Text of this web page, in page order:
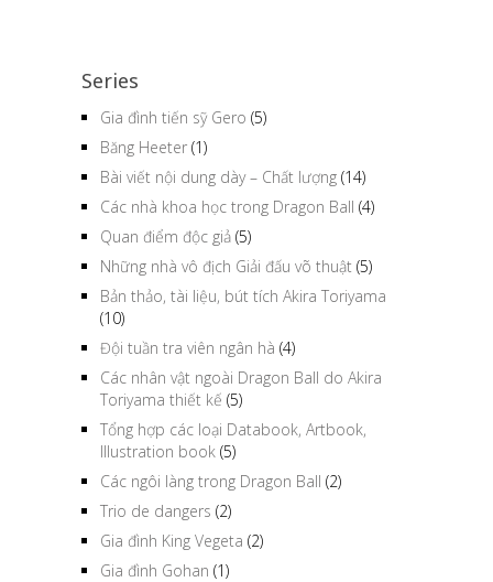
Series
Gia đình tiến sỹ Gero (5)
Băng Heeter (1)
Bài viết nội dung dày – Chất lượng (14)
Các nhà khoa học trong Dragon Ball (4)
Quan điểm độc giả (5)
Những nhà vô địch Giải đấu võ thuật (5)
Bản thảo, tài liệu, bút tích Akira Toriyama
(10)
Đội tuần tra viên ngân hà (4)
Các nhân vật ngoài Dragon Ball do Akira
Toriyama thiết kế (5)
Tổng hợp các loại Databook, Artbook,
Illustration book (5)
Các ngôi làng trong Dragon Ball (2)
Trio de dangers (2)
Gia đình King Vegeta (2)
Gia đình Gohan (1)